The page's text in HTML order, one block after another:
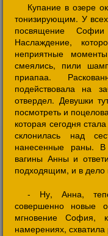
Купание в озере
тонизирующим. У
посвящение
Наслаждение,
неприятные
смеялись, пили
приапаа.
подействовала на
отвердел. Девушки
посмотреть и
которая сегодня
склонилась над
нанесенные раны.
вагины Анны и
подходящим, и в дело
- Ну, Анна,
совершенно
мгновение София,
намерениях,